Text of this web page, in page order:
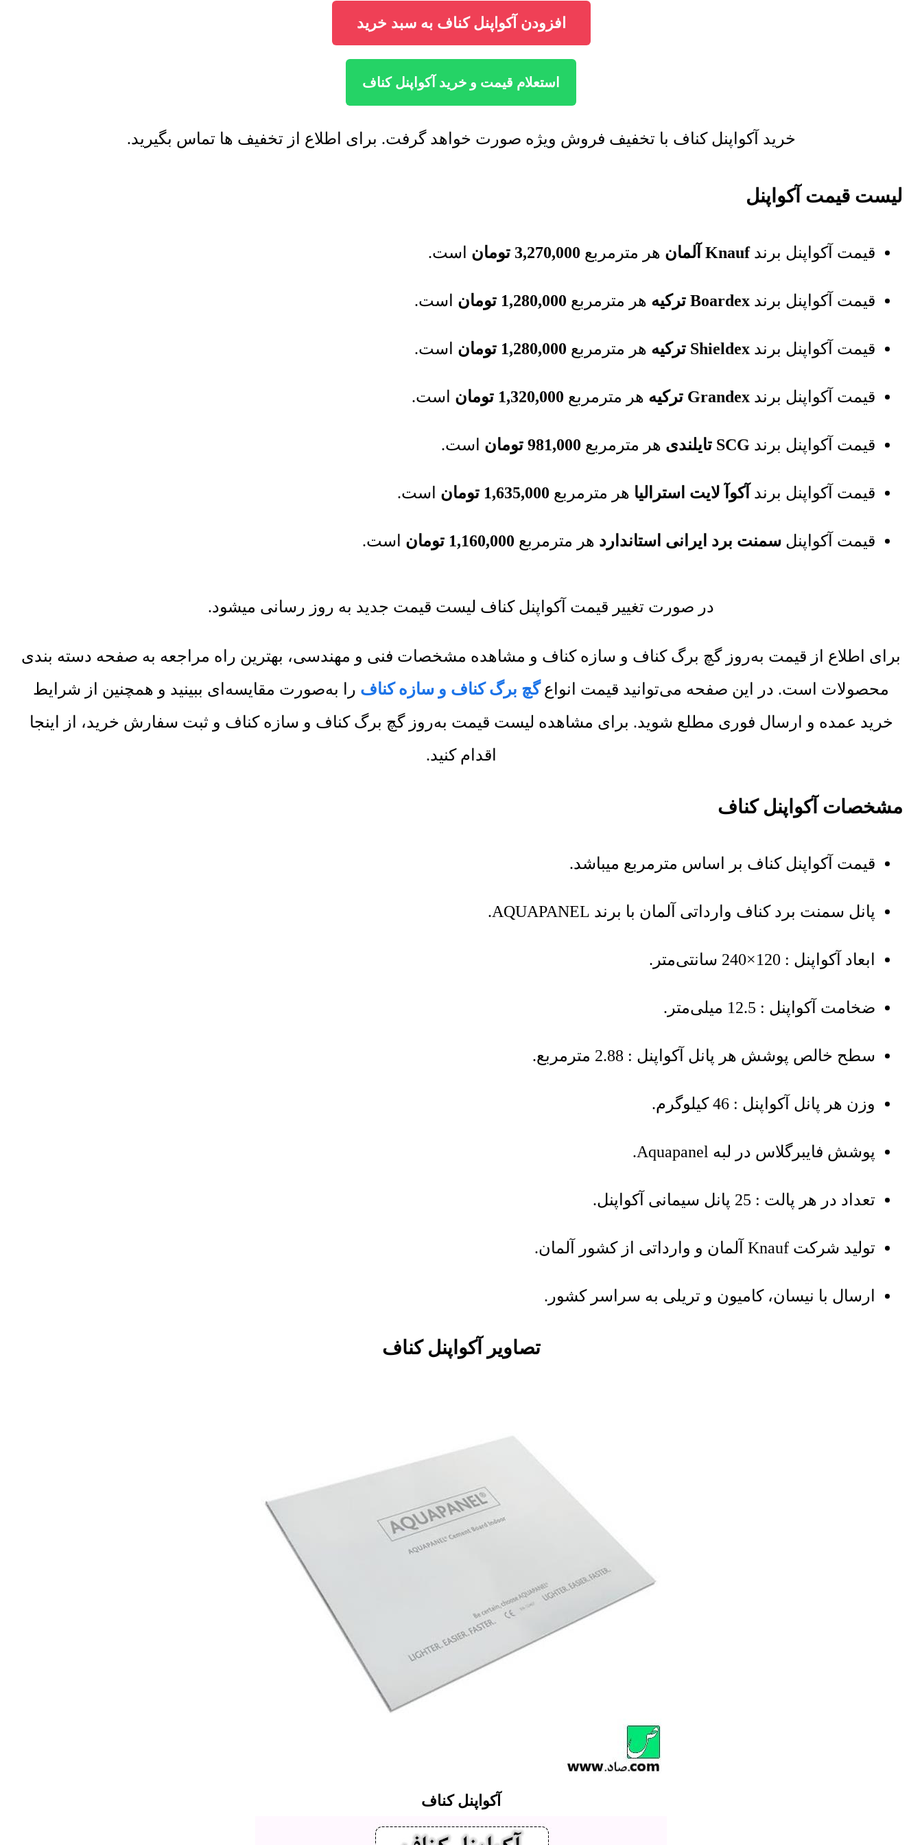
افزودن آکواپنل کناف به سبد خرید
استعلام قیمت و خرید آکواپنل کناف
خرید آکواپنل کناف با تخفیف فروش ویژه صورت خواهد گرفت. برای اطلاع از تخفیف ها تماس بگیرید.
لیست قیمت آکواپنل
قیمت آکواپنل برندKnauf آلمان هر مترمربع 3,270,000 تومان است.
قیمت آکواپنل برند Boardex ترکیه هر مترمربع 1,280,000 تومان است.
قیمت آکواپنل برند Shieldex ترکیه هر مترمربع 1,280,000 تومان است.
قیمت آکواپنل برند Grandex ترکیه هر مترمربع 1,320,000 تومان است.
قیمت آکواپنل برند SCG تایلندی هر مترمربع 981,000 تومان است.
قیمت آکواپنل برند آکوآ لایت استرالیا هر مترمربع 1,635,000 تومان است.
قیمت آکواپنل سمنت برد ایرانی استاندارد هر مترمربع 1,160,000 تومان است.
در صورت تغییر قیمت آکواپنل کناف لیست قیمت جدید به روز رسانی میشود.
برای اطلاع از قیمت به‌روز گچ برگ کناف و سازه کناف و مشاهده مشخصات فنی و مهندسی، بهترین راه مراجعه به صفحه دسته بندی
محصولات است. در این صفحه می‌توانید قیمت انواعگچ برگ کناف و سازه کناف را به‌صورت مقایسه‌ای ببینید و همچنین از شرایط
خرید عمده و ارسال فوری مطلع شوید. برای مشاهده لیست قیمت به‌روز گچ برگ کناف و سازه کناف و ثبت سفارش خرید، از اینجا
اقدام کنید.
مشخصات آکواپنل کناف
قیمت آکواپنل کناف بر اساس مترمربع میباشد.
پانل سمنت برد کناف وارداتی آلمان با برند AQUAPANEL.
ابعاد آکواپنل : 120×240 سانتی‌متر.
ضخامت آکواپنل : 12.5 میلی‌متر.
سطح خالص پوشش هر پانل آکواپنل : 2.88 مترمربع.
وزن هر پانل آکواپنل : 46 کیلوگرم.
پوشش فایبرگلاس در لبه Aquapanel.
تعداد در هر پالت : 25 پانل سیمانی آکواپنل.
تولید شرکت Knauf آلمان و وارداتی از کشور آلمان.
ارسال با نیسان، کامیون و تریلی به سراسر کشور.
تصاویر آکواپنل کناف
آکواپنل کناف